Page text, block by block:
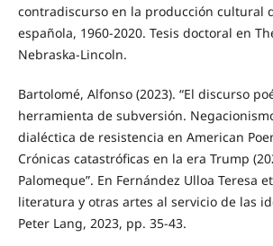
contradiscurso en la producción cultural
española, 1960-2020. Tesis doctoral en
Nebraska-Lincoln.
Bartolomé, Alfonso (2023). “El discurso
herramienta de subversión.
dialéctica de resistencia en American
Crónicas catastróficas en la era Trump
Palomeque”. En Fernández Ulloa Teresa
literatura y otras artes al servicio de las
Peter Lang, 2023, pp. 35-43.